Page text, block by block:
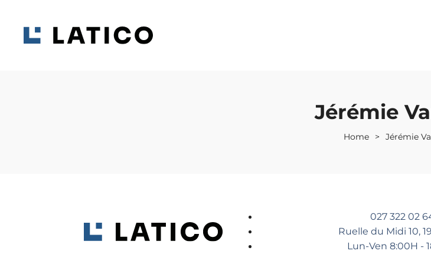
Jérémie
Home > Jérémie
027 322 02
Ruelle du Midi 10,
Lun-Ven 8:00H -